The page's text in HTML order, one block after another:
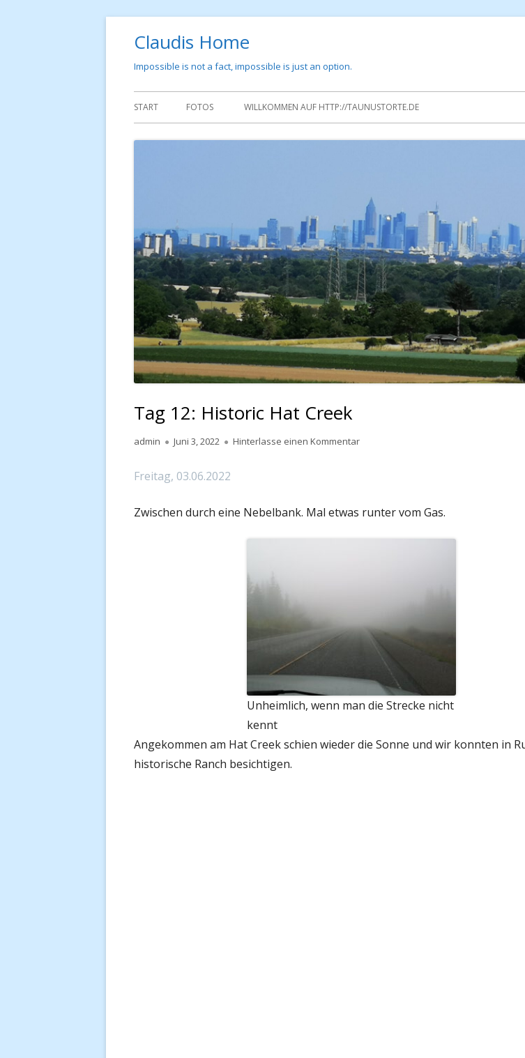
Claudis Home
Impossible is not a fact, impossible is just an option.
Primäres
Menü
START FOTOS WILLKOMMEN AUF HTTP://TAUNUSTORTE.DE
Tag 12: Historic Hat Creek
Autor
admin
Veröffentlicht
Juni 3, 2022 Hinterlasse einen Kommentarzu Tag 12: Historic Hat Creek
Freitag, 03.06.2022
Zwischen durch eine Nebelbank. Mal etwas runter vom Gas.
Unheimlich, wenn man die Strecke nicht
kennt
Angekommen am Hat Creek schien wieder die Sonne und wir konnten in
historische Ranch besichtigen.